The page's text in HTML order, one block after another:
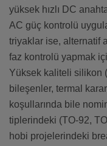
yüksek hızlı DC
AC güç kontrolü
triyaklar ise, alternatif
faz kontrolü yapmak
Yüksek kaliteli silikon
bileşenler, termal
koşullarında bile
tiplerindeki (TO-92,
hobi projelerindeki